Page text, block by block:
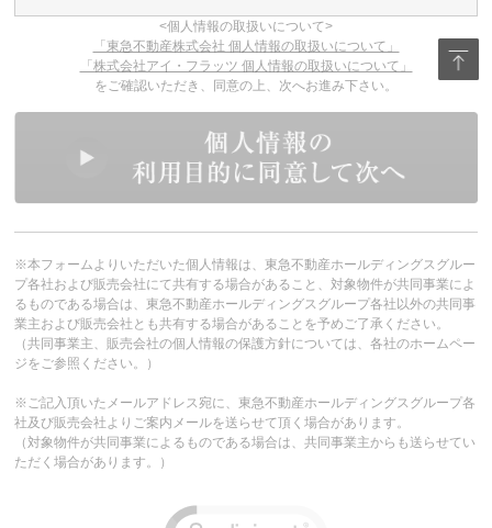
<個人情報の取扱いについて>
「東急不動産株式会社 個人情報の取扱いについて」
「株式会社アイ・フラッツ 個人情報の取扱いについて」
をご確認いただき、同意の上、次へお進み下さい。
※本フォームよりいただいた個人情報は、東急不動産ホールディングスグルー
プ各社および販売会社にて共有する場合があること、対象物件が共同事業によ
るものである場合は、東急不動産ホールディングスグループ各社以外の共同事
業主および販売会社とも共有する場合があることを予めご了承ください。
（共同事業主、販売会社の個人情報の保護方針については、各社のホームペー
ジをご参照ください。）
※ご記入頂いたメールアドレス宛に、東急不動産ホールディングスグループ各
社及び販売会社よりご案内メールを送らせて頂く場合があります。
（対象物件が共同事業によるものである場合は、共同事業主からも送らせてい
ただく場合があります。）